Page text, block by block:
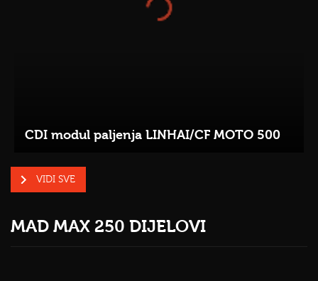
CDI modul paljenja LINHAI/CF MOTO 500
VIDI SVE
MAD MAX 250 DIJELOVI